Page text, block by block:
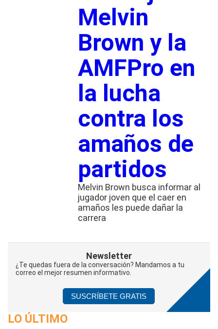
Melvin
Brown y la
AMFPro en
la lucha
contra los
amaños de
partidos
Melvin Brown busca informar al
jugador joven que el caer en
amaños les puede dañar la
carrera
Newsletter
¿Te quedas fuera de la conversación? Mandamos a tu
correo el mejor resumen informativo.
SUSCRÍBETE GRATIS
LO ÚLTIMO